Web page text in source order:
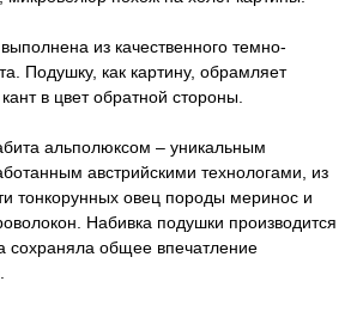
из качественного темно-
Подушку, как картину, обрамляет
в цвет обратной стороны.
альполюксом – уникальным
австрийскими технологами, из
тонкорунных овец породы меринос и
Набивка подушки производится
сохраняла общее впечатление